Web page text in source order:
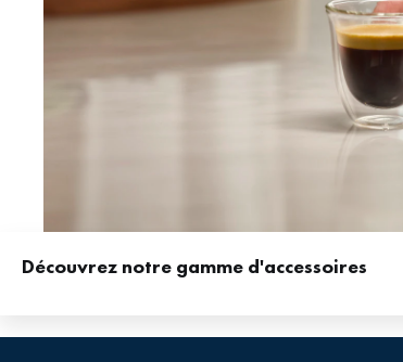
Découvrez notre gamme d'accessoires